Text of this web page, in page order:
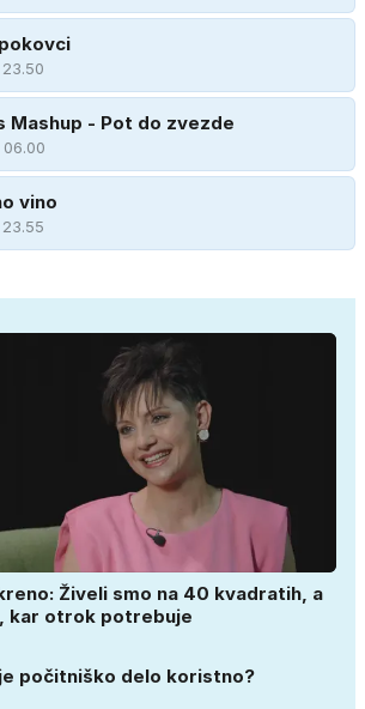
Mashup - Pot do zvezde
vino
Živeli smo na 40 kvadratih, a
kar otrok potrebuje
počitniško delo koristno?